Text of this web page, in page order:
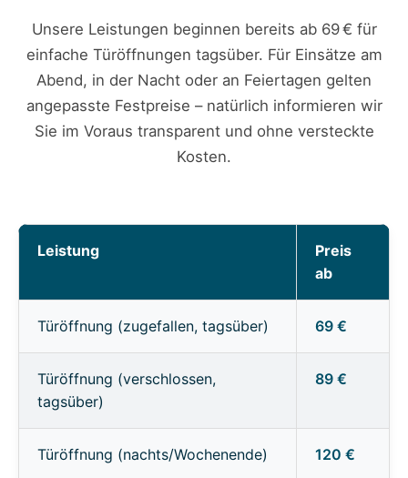
Unsere Leistungen beginnen bereits ab 69 € für
einfache Türöffnungen tagsüber. Für Einsätze am
Abend, in der Nacht oder an Feiertagen gelten
angepasste Festpreise – natürlich informieren wir
Sie im Voraus transparent und ohne versteckte
Kosten.
Leistung
Preis
ab
Türöffnung (zugefallen, tagsüber) 69 €
Türöffnung (verschlossen,
tagsüber)
89 €
Türöffnung (nachts/Wochenende) 120 €